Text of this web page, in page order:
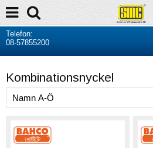
Telefon:
08-57855200
Kombinationsnyckel